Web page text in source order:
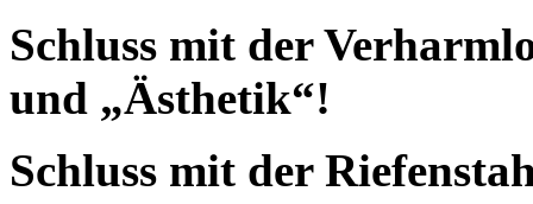
Schluss mit der
und „Ästhetik“!
Schluss mit der